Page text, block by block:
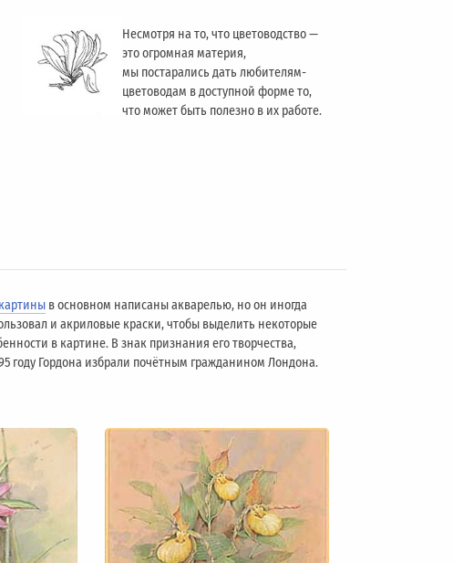
Несмотря на то, что цветоводство —
это огромная материя,
мы постарались дать любителям-
цветоводам в доступной форме то,
что может быть полезно в их работе.
в основном написаны акварелью, но он иногда
и акриловые краски, чтобы выделить некоторые
в картине. В знак признания его творчества,
году Гордона избрали почётным гражданином Лондонa.